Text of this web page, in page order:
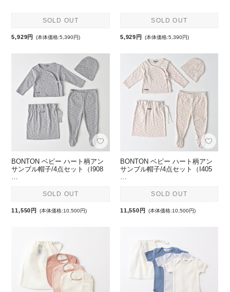
SOLD OUT
5,929円 (本体価格:5,390円)
SOLD OUT
5,929円 (本体価格:5,390円)
BONTON ベビー ハート柄アン
サンブル帽子/4点セット（I908
…
SOLD OUT
11,550円 (本体価格:10,500円)
BONTON ベビー ハート柄アン
サンブル帽子/4点セット（I405
…
SOLD OUT
11,550円 (本体価格:10,500円)